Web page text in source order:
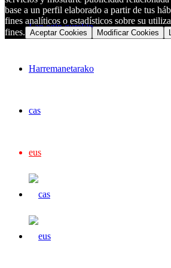
Lan egin gurekin
Harremanetarako
cas
eus
base a un perfil elaborado a partir de tus
fines analíticos o estadísticos sobre su
fines. Aceptar Cookies Modificar Cookies